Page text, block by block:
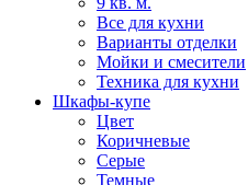
Все для кухни
Варианты отделки
Мойки и смесители
Техника для кухни
Шкафы-купе
Цвет
Коричневые
Серые
Темные